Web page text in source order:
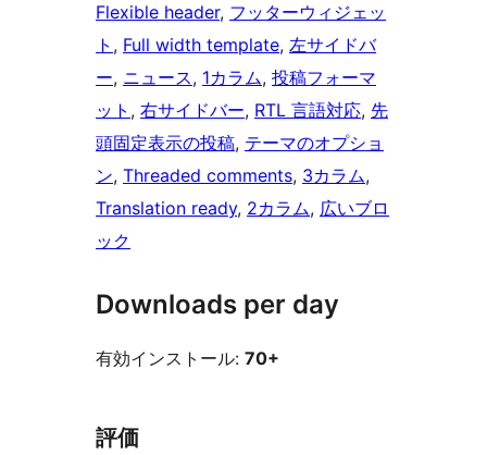
Flexible header, フッターウィジェッ
ト , Full width template, 左サイドバ
ー, ニュース, 1カラム, 投稿フォーマ
ット , 右サイドバー, RTL 言語対応, 先
頭固定表示の投稿, テーマのオプショ
ン, Threaded comments, 3カラム
Translation ready, 2カラム, 広いブロ
ック
Downloads per day
有効インストール: 70+
評価